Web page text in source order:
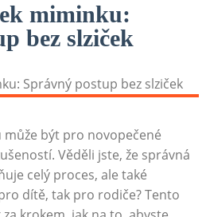
miminku:
bez slziček
být pro novopečené
Věděli jste, že správná
celý proces, ale také
dítě, tak pro rodiče? Tento